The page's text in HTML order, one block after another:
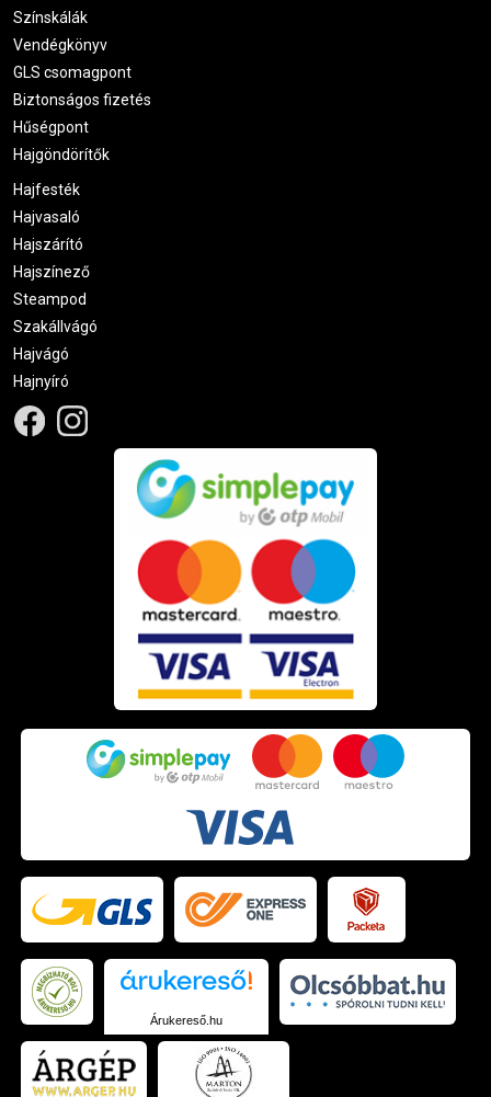
Színskálák
Vendégkönyv
GLS csomagpont
Biztonságos fizetés
Hűségpont
Hajgöndörítők
Hajfesték
Hajvasaló
Hajszárító
Hajszínező
Steampod
Szakállvágó
Hajvágó
Hajnyíró
Árukereső.hu